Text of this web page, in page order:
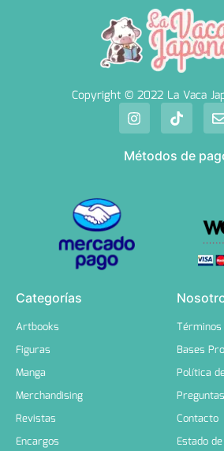
Copyright © 2022 La Vaca
Métodos de
Categorías
Artbooks
Figuras
Manga
Merchandising
Revistas
Encargos
Términos
Bases
Política
Contacto
Estado